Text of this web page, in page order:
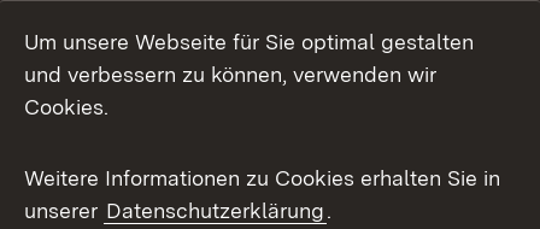
Mastodon
Messenger
Social Wall
X / Twitter
Um unsere Webseite für Sie optimal gestalten
und verbessern zu können, verwenden wir
Cookies.
Weitere Informationen zu Cookies erhalten Sie in
unserer Datenschutzerklärung.